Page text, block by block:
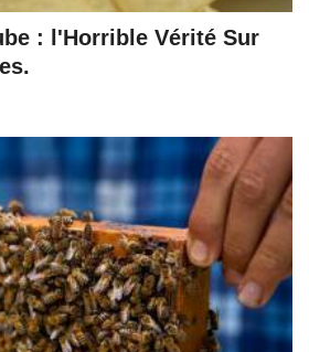
: l'Horrible Vérité Sur